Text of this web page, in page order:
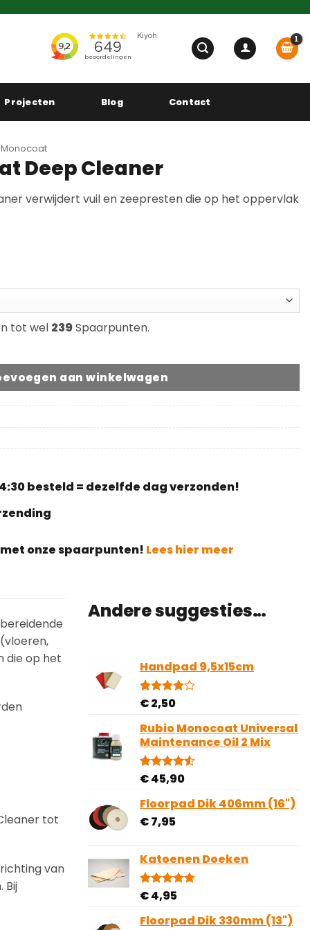
Projecten Blog Contact
Deep Cleaner
verwijdert vuil en zeepresten die op het oppervlak
tot wel 239Spaarpunten.
aantal
aan winkelwagen
besteld = dezelfde dag verzonden!
onze spaarpunten! Lees hier meer
die op het
tot
van
Bij
Andere suggesties…
Handpad 9,5x15cm
Gewaardeerd
5
gebaseerd
op
2
klantbeoordelingen
€2,50
Rubio Monocoat Universal
Maintenance Oil 2 Mix
Gewaardeerd
gebaseerd
op
2
klantbeoordelingen
€45,90
Floorpad Dik 406mm (16")
€7,95
Katoenen Doeken
Gewaardeerd
gebaseerd
op
10
€4,95
Floorpad Dik 330mm (13")